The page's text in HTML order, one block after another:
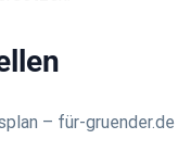
– für-gruender.de